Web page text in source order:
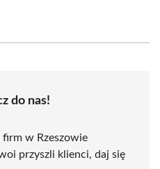
do nas!
w Rzeszowie
przyszli klienci, daj się